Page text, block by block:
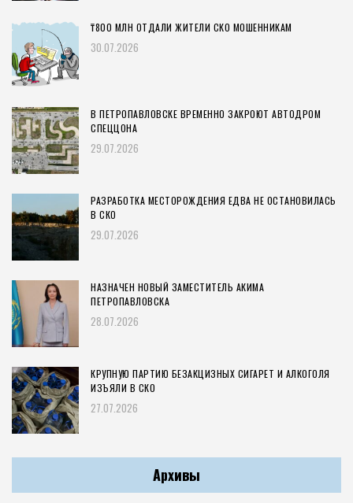
₸800 МЛН ОТДАЛИ ЖИТЕЛИ СКО МОШЕННИКАМ
30.07.2026
В ПЕТРОПАВЛОВСКЕ ВРЕМЕННО ЗАКРОЮТ АВТОДРОМ
СПЕЦЦОНА
29.07.2026
РАЗРАБОТКА МЕСТОРОЖДЕНИЯ ЕДВА НЕ ОСТАНОВИЛАСЬ
В СКО
29.07.2026
НАЗНАЧЕН НОВЫЙ ЗАМЕСТИТЕЛЬ АКИМА
ПЕТРОПАВЛОВСКА
28.07.2026
КРУПНУЮ ПАРТИЮ БЕЗАКЦИЗНЫХ СИГАРЕТ И АЛКОГОЛЯ
ИЗЪЯЛИ В СКО
27.07.2026
Архивы